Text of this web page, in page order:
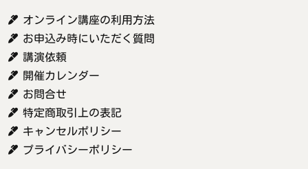
オンライン講座の利用方法
お申込み時にいただく質問
講演依頼
開催カレンダー
お問合せ
特定商取引上の表記
キャンセルポリシー
プライバシーポリシー